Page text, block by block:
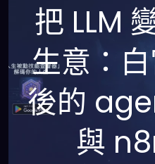
把 LLM
生意：
後的
與